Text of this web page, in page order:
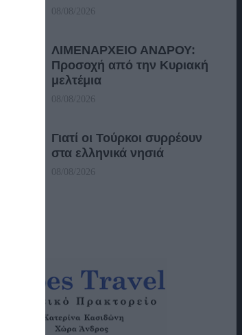
08/08/2026
ΛΙΜΕΝΑΡΧΕΙΟ ΑΝΔΡΟΥ:
Προσοχή από την Κυριακή
μελτέμια
08/08/2026
Γιατί οι Τούρκοι συρρέουν
στα ελληνικά νησιά
08/08/2026